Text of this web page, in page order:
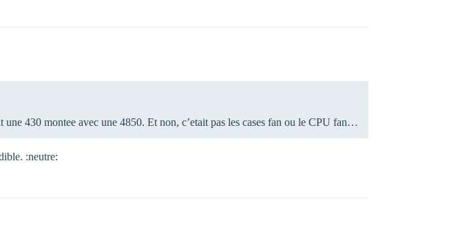
430 montee avec une 4850. Et non, c’etait pas les cases fan ou le CPU fan…
:neutre: